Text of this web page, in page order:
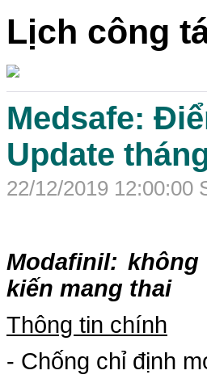
Lịch công
Medsafe:
Update
22/12/2019 12:00:00
Modafinil:
kiến mang thai
Thông tin chính
- Chống chỉ định